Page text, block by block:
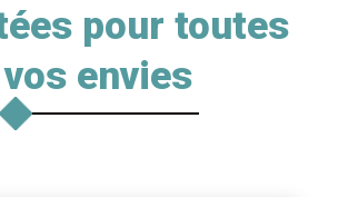
pour toutes
vos envies